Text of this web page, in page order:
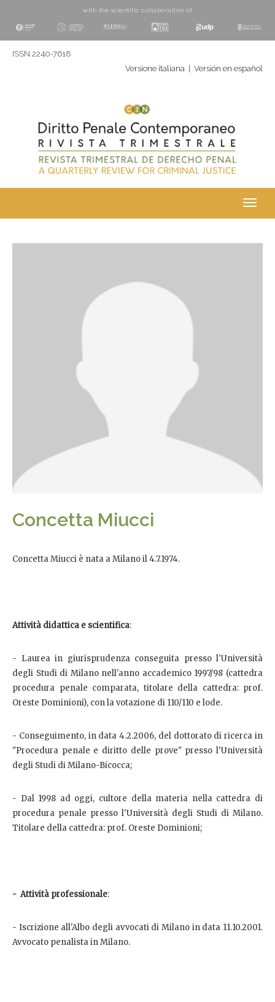
with the scientific collaboration of
ISSN 2240-7618
Versione italiana
Versión en español
Concetta Miucci
Concetta Miucci è nata a Milano il 4.7.1974.
Attività didattica e scientifica:
- Laurea in giurisprudenza conseguita presso l'Università
degli Studi di Milano nell'anno accademico 1997/98 (cattedra
procedura penale comparata, titolare della cattedra: prof.
Oreste Dominioni), con la votazione di 110/110 e lode.
- Conseguimento, in data 4.2.2006, del dottorato di ricerca in
"Procedura penale e diritto delle prove" presso l'Università
degli Studi di Milano-Bicocca;
- Dal 1998 ad oggi, cultore della materia nella cattedra di
procedura penale presso l'Università degli Studi di Milano.
Titolare della cattedra: prof. Oreste Dominioni;
- Attività professionale:
- Iscrizione all'Albo degli avvocati di Milano in data 11.10.2001.
Avvocato penalista in Milano.